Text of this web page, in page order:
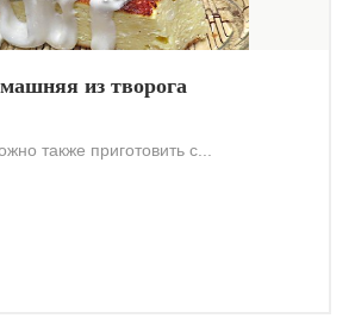
из творога
также приготовить с...